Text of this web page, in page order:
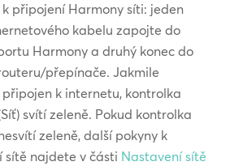
připojení Harmony síti: jeden
kabelu zapojte do
Harmony a druhý konec do
přepínače. Jakmile
k internetu, kontrolka
svítí zeleně. Pokud kontrolka
zeleně, další pokyny k
sítě najdete v části Nastavení sítě